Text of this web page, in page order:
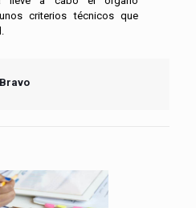
criterios técnicos que